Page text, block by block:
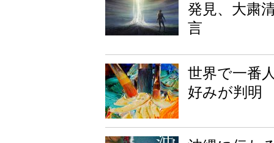
発見、大粛
言
世界で一番
好みが判明